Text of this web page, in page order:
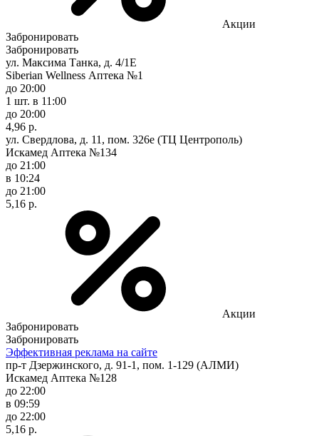
Акции
Забронировать
Забронировать
ул. Максима Танка, д. 4/1Е
Siberian Wellness Аптека №1
до 20:00
1 шт. в 11:00
до 20:00
4,96 р.
ул. Свердлова, д. 11, пом. 326е (ТЦ Центрополь)
Искамед Аптека №134
до 21:00
в 10:24
до 21:00
5,16 р.
Акции
Забронировать
Забронировать
Эффективная реклама на сайте
пр-т Дзержинского, д. 91-1, пом. 1-129 (АЛМИ)
Искамед Аптека №128
до 22:00
в 09:59
до 22:00
5,16 р.